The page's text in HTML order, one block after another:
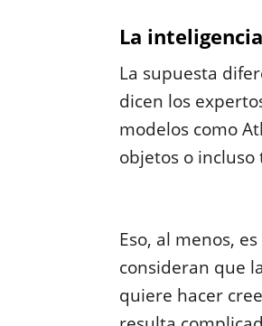
La
La supuesta
dicen los
modelos como
objetos o
Eso, al menos,
consideran que
quiere hacer